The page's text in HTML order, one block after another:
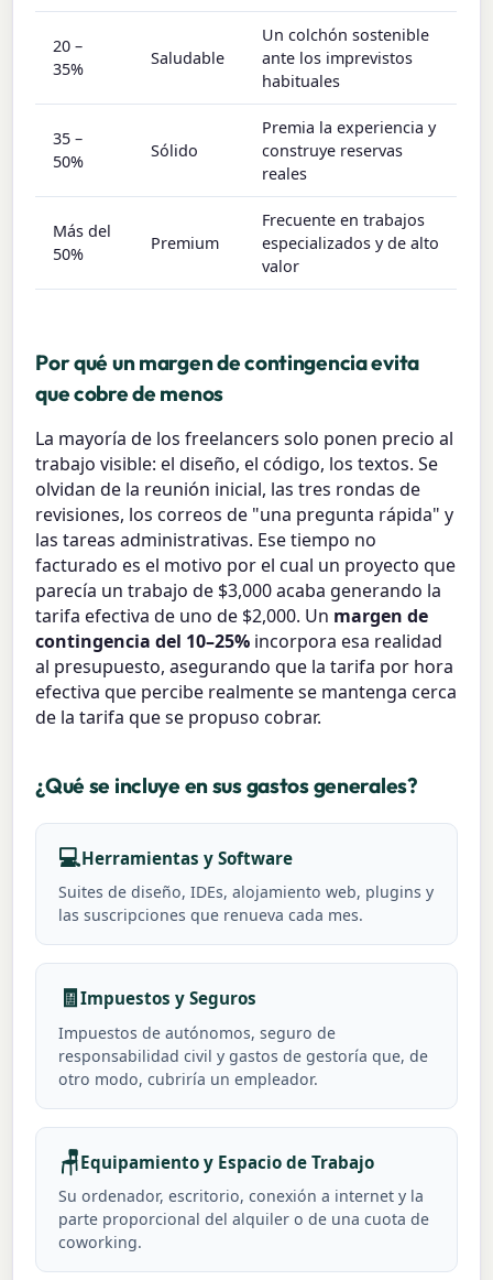
20 –
35%
Saludable
Un colchón sostenible
ante los imprevistos
habituales
35 –
50%
Sólido
Premia la experiencia y
construye reservas
reales
Más del
50%
Premium
Frecuente en trabajos
especializados y de alto
valor
Por qué un margen de contingencia evita
que cobre de menos
La mayoría de los freelancers solo ponen precio al
trabajo visible: el diseño, el código, los textos. Se
olvidan de la reunión inicial, las tres rondas de
revisiones, los correos de "una pregunta rápida" y
las tareas administrativas. Ese tiempo no
facturado es el motivo por el cual un proyecto que
parecía un trabajo de $3,000 acaba generando la
tarifa efectiva de uno de $2,000. Un margen de
contingencia del 10–25% incorpora esa realidad
al presupuesto, asegurando que la tarifa por hora
efectiva que percibe realmente se mantenga cerca
de la tarifa que se propuso cobrar.
¿Qué se incluye en sus gastos generales?
💻Herramientas y Software
Suites de diseño, IDEs, alojamiento web, plugins y
las suscripciones que renueva cada mes.
🧾Impuestos y Seguros
Impuestos de autónomos, seguro de
responsabilidad civil y gastos de gestoría que, de
otro modo, cubriría un empleador.
🪑Equipamiento y Espacio de Trabajo
Su ordenador, escritorio, conexión a internet y la
parte proporcional del alquiler o de una cuota de
coworking.